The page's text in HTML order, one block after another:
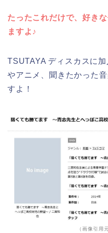
たったこれだけで、好き
ますよ♪
TSUTAYA ディスカスに
やアニメ、聞きたかった
すよ！
（画像引用